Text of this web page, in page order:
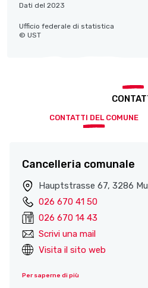
Dati del 2023
Ufficio federale di statistica
© UST
CONTATTI DEL COMUNE
Cancelleria comunale
Hauptstrasse 67, 3286
026 670 41 50
026 670 14 43
Scrivi una mail
Visita il sito web
Per saperne di più